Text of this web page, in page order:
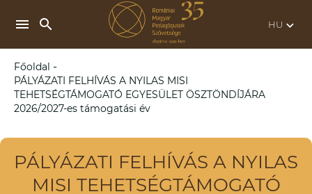
menu search keyboard_arrow_down
Főoldal -
PÁLYÁZATI FELHÍVÁS A NYILAS MISI
TEHETSÉGTÁMOGATÓ EGYESÜLET ÖSZTÖNDÍJÁRA
2026/2027-es támogatási év
PÁLYÁZATI FELHÍVÁS A NYILAS
MISI TEHETSÉGTÁMOGATÓ